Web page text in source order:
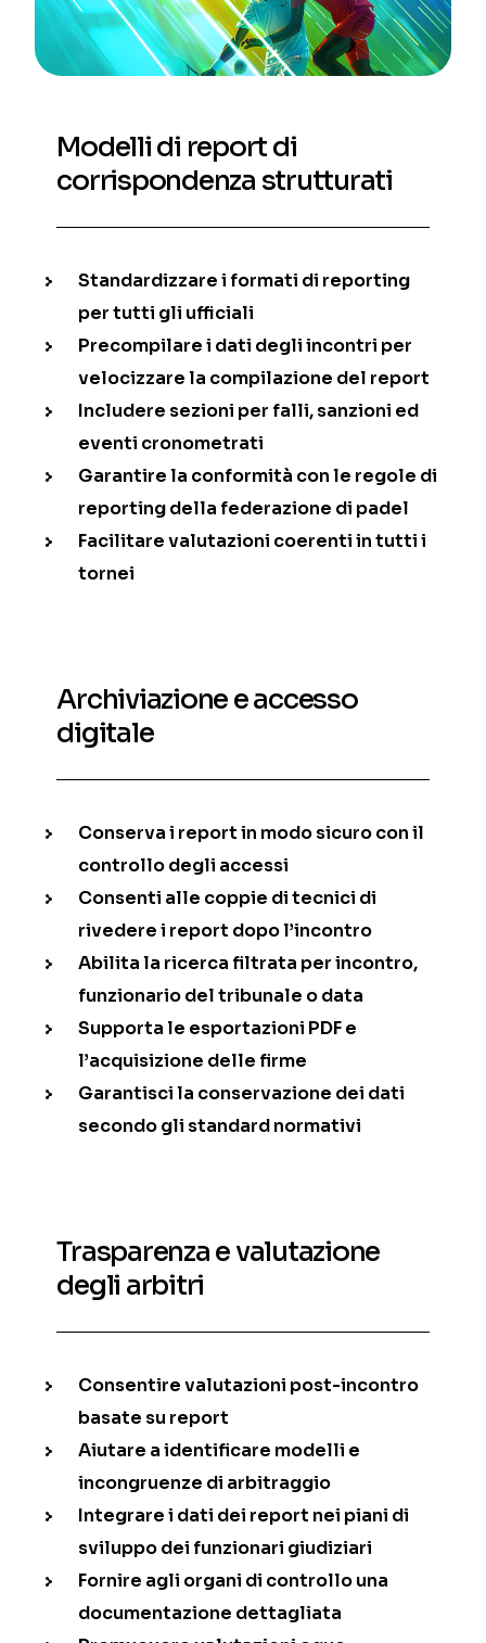
Modelli di report di
corrispondenza strutturati
Standardizzare i formati di reporting
per tutti gli ufficiali
Precompilare i dati degli incontri per
velocizzare la compilazione del report
Includere sezioni per falli, sanzioni ed
eventi cronometrati
Garantire la conformità con le regole di
reporting della federazione di padel
Facilitare valutazioni coerenti in tutti i
tornei
Archiviazione e accesso
digitale
Conserva i report in modo sicuro con il
controllo degli accessi
Consenti alle coppie di tecnici di
rivedere i report dopo l’incontro
Abilita la ricerca filtrata per incontro,
funzionario del tribunale o data
Supporta le esportazioni PDF e
l’acquisizione delle firme
Garantisci la conservazione dei dati
secondo gli standard normativi
Trasparenza e valutazione
degli arbitri
Consentire valutazioni post-incontro
basate su report
Aiutare a identificare modelli e
incongruenze di arbitraggio
Integrare i dati dei report nei piani di
sviluppo dei funzionari giudiziari
Fornire agli organi di controllo una
documentazione dettagliata